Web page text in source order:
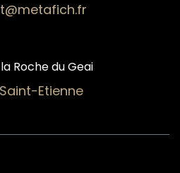
Roche du Geai
Etienne